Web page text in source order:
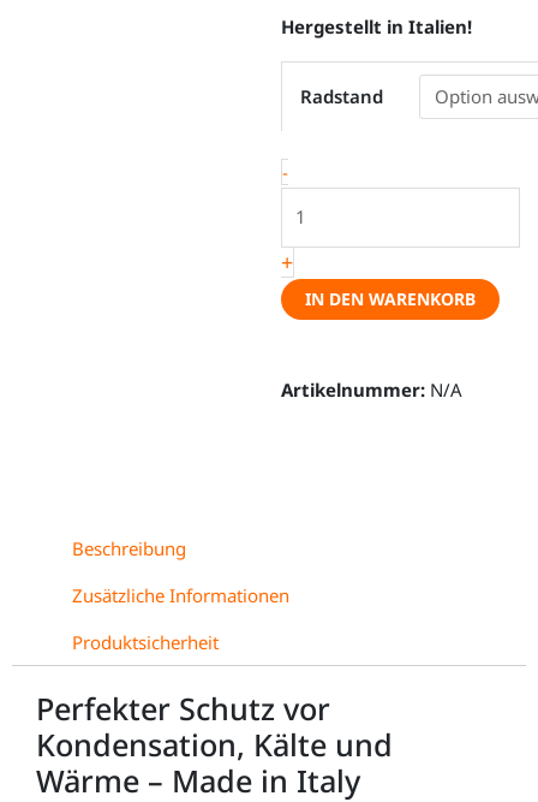
Hergestellt in Italien!
Radstand
-Caddy
5
Ford
Connect
III
Kondensfunktion!
+
IN DEN WARENKORB
Artikelnummer: N/A
Beschreibung
Zusätzliche Informationen
Produktsicherheit
Perfekter Schutz vor
Kondensation, Kälte und
Wärme – Made in Italy